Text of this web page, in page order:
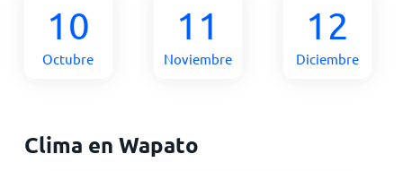
10
Octubre
11
Noviembre
12
Diciembre
Clima en Wapato